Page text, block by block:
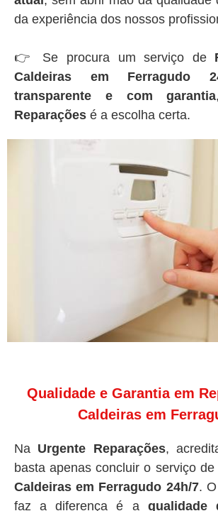
da experiência dos nossos
👉 Se procura um serviço de
Caldeiras em Ferragudo
transparente e com garantia
Reparações é a escolha certa.
Qualidade e Garantia em
Caldeiras em
Na Urgente Reparações,
basta apenas concluir o serviço de
Caldeiras em Ferragudo 24h/7.
faz a diferença é a qualidade